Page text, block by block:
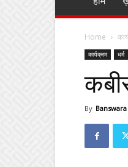
Home
कार्यक्रम धर्म
By